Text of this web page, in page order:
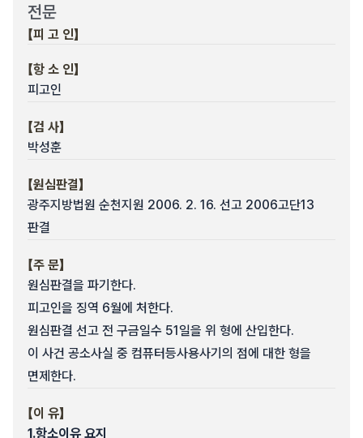
전문
【피 고 인】
【항 소 인】
피고인
【검 사】
박성훈
【원심판결】
광주지방법원 순천지원 2006. 2. 16. 선고 2006고단13
판결
【주 문】
원심판결을 파기한다.
피고인을 징역 6월에 처한다.
원심판결 선고 전 구금일수 51일을 위 형에 산입한다.
이 사건 공소사실 중 컴퓨터등사용사기의 점에 대한 형을
면제한다.
【이 유】
1.항소이유 요지